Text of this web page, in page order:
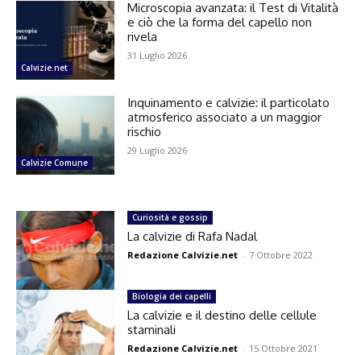
Calvizie.net
Microscopia avanzata: il Test di Vitalità
e ciò che la forma del capello non
rivela
31 Luglio 2026
Calvizie Comune
Inquinamento e calvizie: il particolato
atmosferico associato a un maggior
rischio
29 Luglio 2026
Curiosità e gossip
La calvizie di Rafa Nadal
Redazione Calvizie.net - 7 Ottobre 2022
Biologia dei capelli
La calvizie e il destino delle cellule
staminali
Redazione Calvizie.net - 15 Ottobre 2021